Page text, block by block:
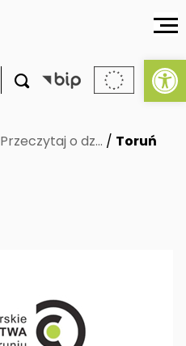

Przeczytaj o dz… / Toruń